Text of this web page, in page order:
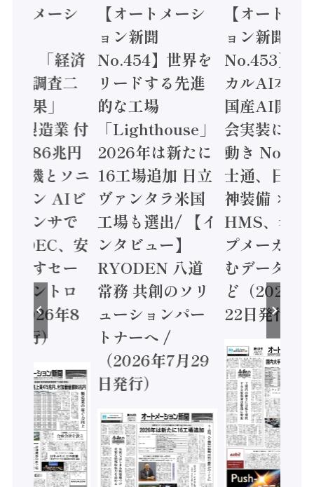
トメーシ
】「経済
態調査二
結果」
年製造業 付
額86兆円
電機とソニ
コン AIビ
センサで
/ IDEC、安
かすセー
コントロ
2026年8
発行）
【オートメーシ
ョン新聞
No.454】世界を
リードする先進
的な工場
「Lighthouse」
2026年は新たに
16工場追加 日立
ヴァンタラ米国
工場も選出/ 【イ
ンタビュー】
RYODEN 八道
常務 共創のソリ
ューションパー
トナーへ /
（2026年7月29
日発行）
【オートメ
ョン新聞
No.453】フ
カルAI本格
国産AI開発
会実装に活
動き
士通、日立
神装備 ×
HMS、老舗
プメーカー
むデータ活
ど（2026年
22日発行）